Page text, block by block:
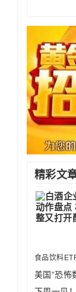
精彩文
食品饮料